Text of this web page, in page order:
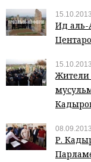
15.10.2013
Ид аль-
15.10.2013
Жители
08.09.2013
Р.